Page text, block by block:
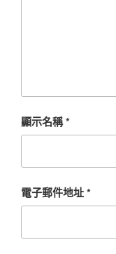
顯示名稱*
電子郵件地址*